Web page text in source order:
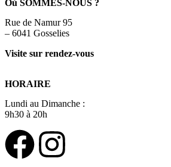
Où SOMMES-NOUS ?
Rue de Namur 95
– 6041 Gosselies
Visite sur rendez-vous
HORAIRE
Lundi au Dimanche :
9h30 à 20h